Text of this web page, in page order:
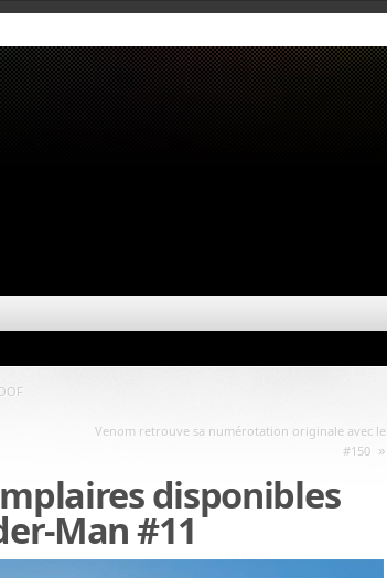
Venom retrouve sa numérotation originale avec le
#150 »
disponibles
Man #11